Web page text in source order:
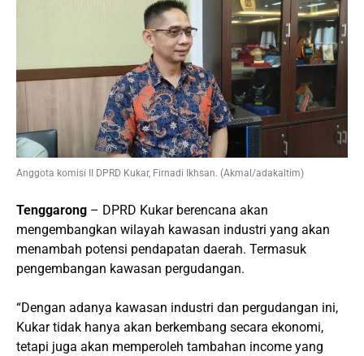
Anggota komisi II DPRD Kukar, Firnadi Ikhsan. (Akmal/adakaltim)
Tenggarong – DPRD Kukar berencana akan
mengembangkan wilayah kawasan industri yang akan
menambah potensi pendapatan daerah. Termasuk
pengembangan kawasan pergudangan.
“Dengan adanya kawasan industri dan pergudangan ini,
Kukar tidak hanya akan berkembang secara ekonomi,
tetapi juga akan memperoleh tambahan income yang